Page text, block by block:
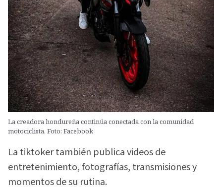
La creadora hondureña continúa conectada con la comunidad
motociclista. Foto: Facebook
La tiktoker también publica videos de
entretenimiento, fotografías, transmisiones y
momentos de su rutina.